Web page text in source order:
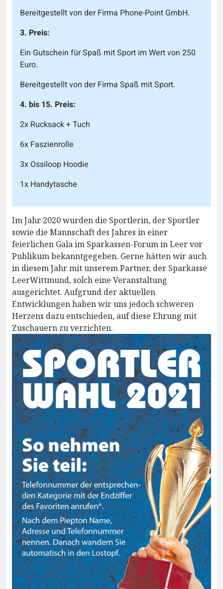
Bereitgestellt von der Firma Phone-Point GmbH.
3. Preis:
Ein Gutschein für Spaß mit Sport im Wert von 250
Euro.
Bereitgestellt von der Firma Spaß mit Sport.
4. bis 15. Preis:
2x Rucksack + Tuch
6x Faszienrolle
3x Ossiloop Hoodie
1x Handytasche
Im Jahr 2020 wurden die Sportlerin, der Sportler
sowie die Mannschaft des Jahres in einer
feierlichen Gala im Sparkassen-Forum in Leer vor
Publikum bekanntgegeben. Gerne hätten wir auch
in diesem Jahr mit unserem Partner, der Sparkasse
LeerWittmund, solch eine Veranstaltung
ausgerichtet. Aufgrund der aktuellen
Entwicklungen haben wir uns jedoch schweren
Herzens dazu entschieden, auf diese Ehrung mit
Zuschauern zu verzichten.